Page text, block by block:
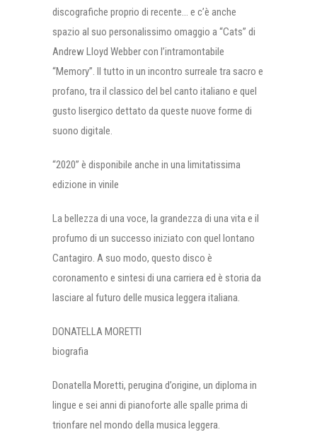
discografiche proprio di recente… e c’è anche
spazio al suo personalissimo omaggio a “Cats” di
Andrew Lloyd Webber con l’intramontabile
“Memory”. Il tutto in un incontro surreale tra sacro e
profano, tra il classico del bel canto italiano e quel
gusto lisergico dettato da queste nuove forme di
suono digitale.
“2020” è disponibile anche in una limitatissima
edizione in vinile
La bellezza di una voce, la grandezza di una vita e il
profumo di un successo iniziato con quel lontano
Cantagiro. A suo modo, questo disco è
coronamento e sintesi di una carriera ed è storia da
lasciare al futuro delle musica leggera italiana.
DONATELLA MORETTI
biografia
Donatella Moretti, perugina d’origine, un diploma in
lingue e sei anni di pianoforte alle spalle prima di
trionfare nel mondo della musica leggera.